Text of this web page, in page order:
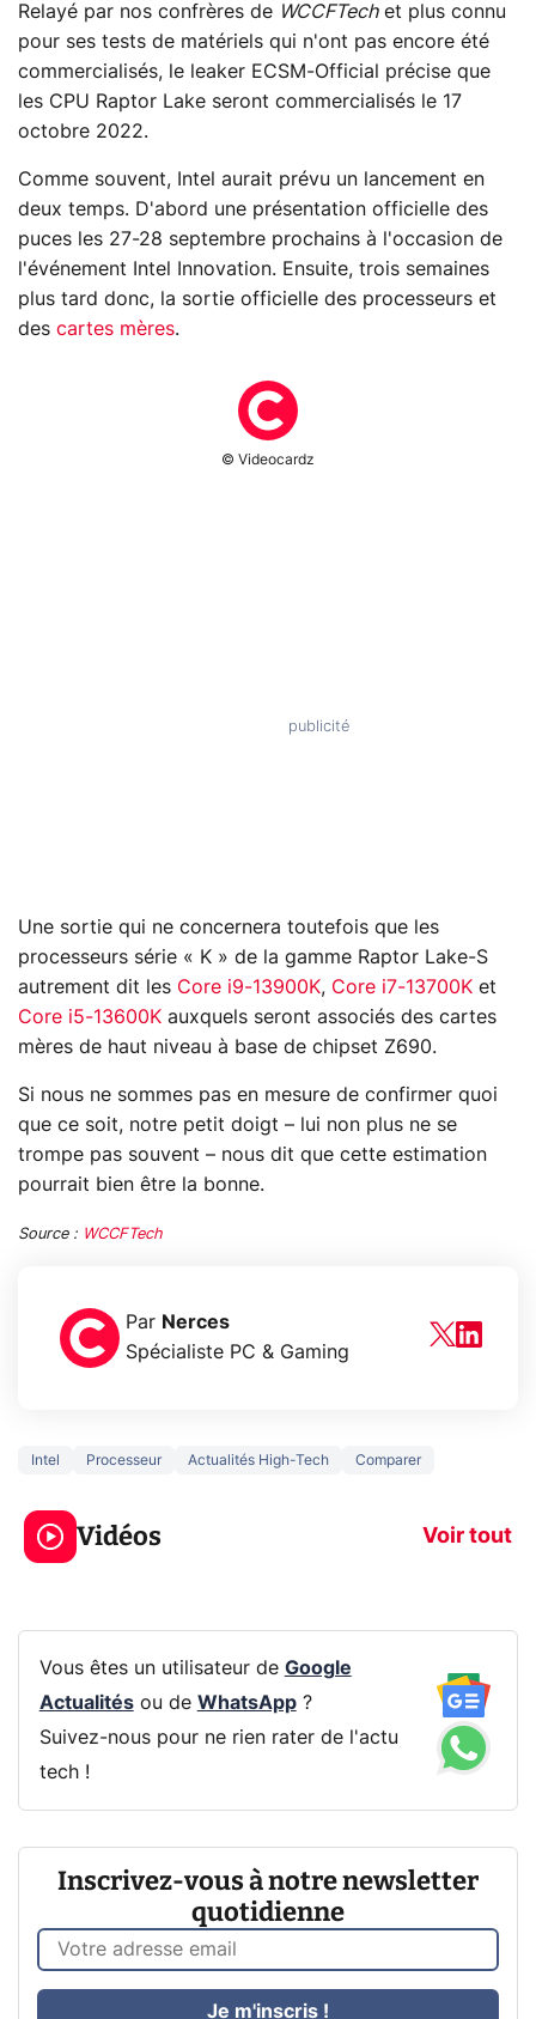
Relayé par nos confrères de WCCFTechet plus connu
pour ses tests de matériels qui n'ont pas encore été
commercialisés, le leaker ECSM-Official précise que
les CPU Raptor Lake seront commercialisés le 17
octobre 2022.
Comme souvent, Intel aurait prévu un lancement en
deux temps. D'abord une présentation officielle des
puces les 27-28 septembre prochains à l'occasion de
l'événement Intel Innovation. Ensuite, trois semaines
plus tard donc, la sortie officielle des processeurs et
des cartes mères.
© Videocardz
Une sortie qui ne concernera toutefois que les
processeurs série « K » de la gamme Raptor Lake-S
autrement dit les Core i9-13900K, Core i7-13700K et
Core i5-13600K auxquels seront associés des cartes
mères de haut niveau à base de chipset Z690.
Si nous ne sommes pas en mesure de confirmer quoi
que ce soit, notre petit doigt – lui non plus ne se
trompe pas souvent – nous dit que cette estimation
pourrait bien être la bonne.
Source : WCCFTech
Par Nerces
Spécialiste PC & Gaming
Intel Processeur Actualités High-Tech Comparer
Vidéos Voir tout
jeux dans la
prochaine Xbox !
Ce que vous
navigation
Vous êtes un utilisateur de Google
Actualitésou de WhatsApp?
Suivez-nous pour ne rien rater de l'actu
tech !
Inscrivez-vous à notre newsletter
quotidienne
Je m'inscris !